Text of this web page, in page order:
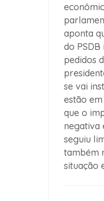
aponta
do
pedidos
se vai
estão
que o
negativa
seguiu
também
situação